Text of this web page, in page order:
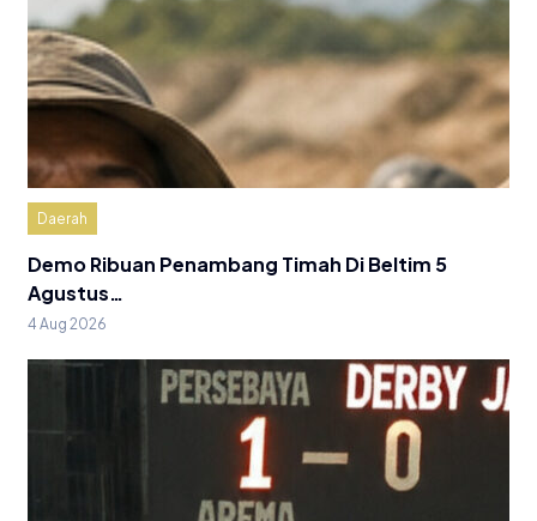
Daerah
Demo Ribuan Penambang Timah Di Beltim 5
Agustus…
4 Aug 2026